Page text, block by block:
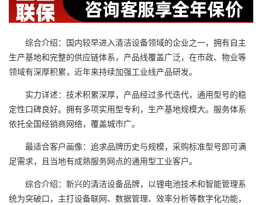
综合介绍：国内较早进入清洁设备领域的企业之一，拥有自主
生产基地和完整的供应链体系，产品线覆盖广泛，在市政、物业等
领域有深厚积累，近年来持续加强工业线产品研发。
实力详述：技术积累深厚，产品经过多代迭代，通用型号的稳
定性口碑良好。拥有多项实用型专利，生产基地规模大。服务体系
依托全国经销商网络，覆盖城市广。
最适合客户画像：追求品牌历史与规模，采购标准型号即可满
足需求，且当地有成熟服务网点的通用型工业客户。
综合介绍：新兴的清洁设备品牌，以锂电池技术和智能管理系
统为突破口，主打设备联网、数据管理、效率分析等数字化功能，